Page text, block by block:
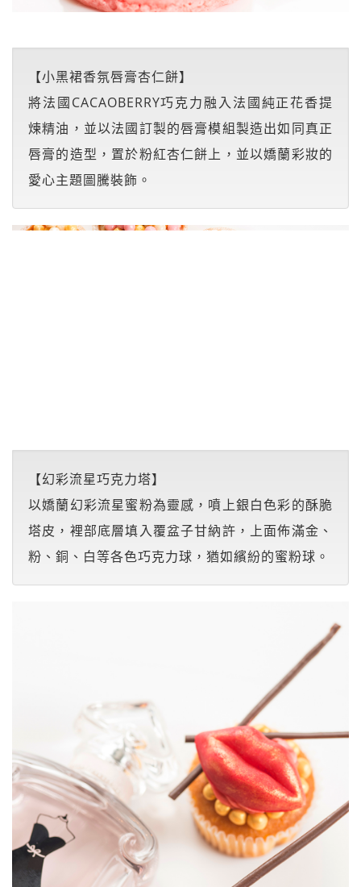
【小黑裙香氛唇膏杏仁餅】
將法國CACAOBERRY巧克力融入法國純正花香提
煉精油，並以法國訂製的唇膏模組製造出如同真正
唇膏的造型，置於粉紅杏仁餅上，並以嬌蘭彩妝的
愛心主題圖騰裝飾。
【幻彩流星巧克力塔】
以嬌蘭幻彩流星蜜粉為靈感，噴上銀白色彩的酥脆
塔皮，裡部底層填入覆盆子甘納許，上面佈滿金、
粉、銅、白等各色巧克力球，猶如繽紛的蜜粉球。